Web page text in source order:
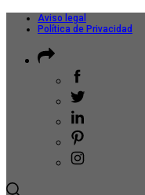
Aviso legal
Política de Privacidad